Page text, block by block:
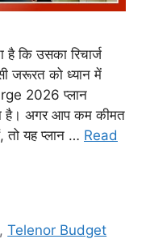
कि उसका रिचार्ज
जरूरत को ध्यान में
2026 प्लान
है। अगर आप कम कीमत
तो यह प्लान … Read
,Telenor Budget